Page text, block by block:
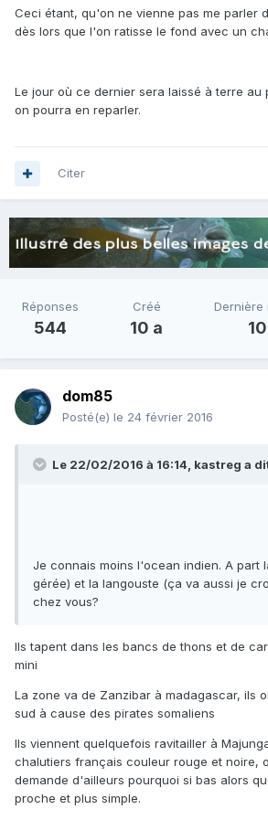
Ceci étant, qu'on ne vienne pas me parler
dès lors que l'on ratisse le fond avec un
Le jour où ce dernier sera laissé à terre au
on pourra en reparler.
Citer
Réponses
544
Créé
10 a
Dernière
dom85
Posté(e) le 24 février 2016
Le 22/02/2016 à 16:14, kastreg a
Je connais moins l'ocean indien. A part
gérée) et la langouste (ça va aussi je
chez vous?
Ils tapent dans les bancs de thons et de
mini
La zone va de Zanzibar à madagascar, ils
sud à cause des pirates somaliens
Ils viennent quelquefois ravitailler à
chalutiers français couleur rouge et noire,
demande d'ailleurs pourquoi si bas alors
proche et plus simple.